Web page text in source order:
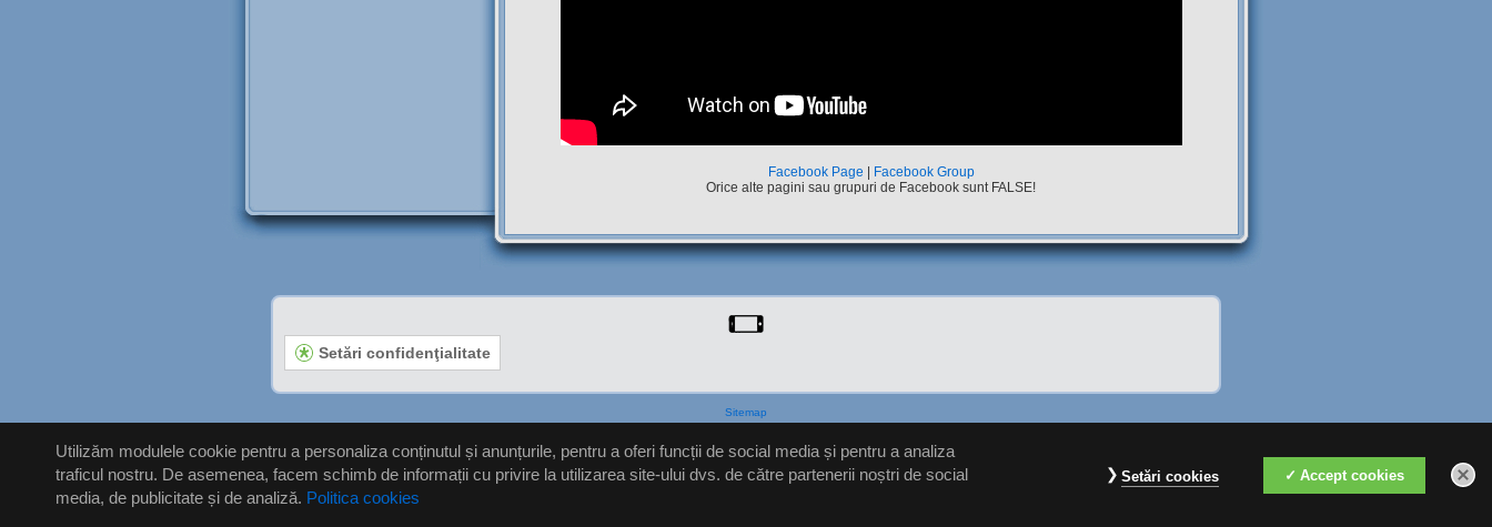
Facebook Page
Facebook Group
Orice alte pagini sau grupuri de Facebook sunt FALSE!
Setări confidenţialitate
Sitemap
Utilizăm modulele cookie pentru a personaliza conținutul și anunțurile, pentru a oferi funcții de social media și pentru a analiza
traficul nostru. De asemenea, facem schimb de informații cu privire la utilizarea site-ului dvs. de către partenerii noștri de social
media, de publicitate și de analiză. Politica cookies
Accept cookies
Setări cookies